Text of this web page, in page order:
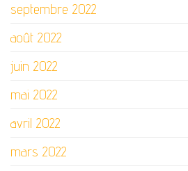
septembre 2022
août 2022
juin 2022
mai 2022
avril 2022
mars 2022